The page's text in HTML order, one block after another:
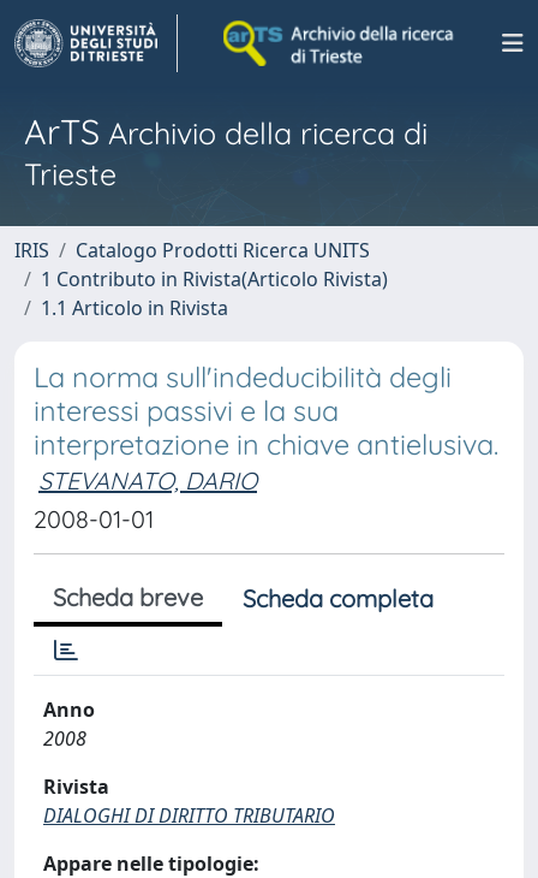
ArTS Archivio della ricerca di
Trieste
IRIS
Catalogo Prodotti Ricerca UNITS
1 Contributo in Rivista(Articolo Rivista)
1.1 Articolo in Rivista
La norma sull'indeducibilità degli
interessi passivi e la sua
interpretazione in chiave antielusiva.
STEVANATO, DARIO
2008-01-01
Scheda breve Scheda completa
Anno
2008
Rivista
DIALOGHI DI DIRITTO TRIBUTARIO
Appare nelle tipologie: